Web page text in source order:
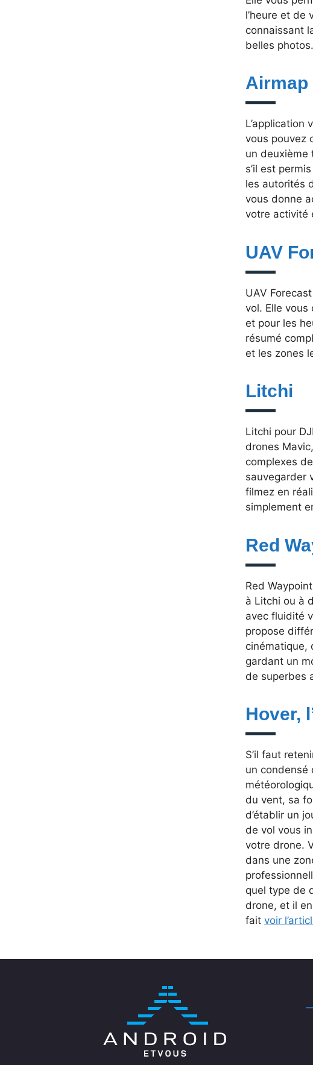
l’heure et de
connaissant
belles photos.
Airmap
L’application
vous pouvez
un deuxième
s’il est
les autorités
vous donne
votre activité
UAV
UAV
vol. Elle
et pour les
résumé
et les zones
Litchi
Litchi pour
drones
complexes
sauvegarder
filmez en
simplement
Red
Red
à Litchi ou à
avec fluidité
propose
cinématique,
gardant un
de superbes
Hover,
S’il faut
un condensé
du vent, sa
d’établir un
de vol vous
votre drone.
dans une
quel type de
drone, et il
fait voir